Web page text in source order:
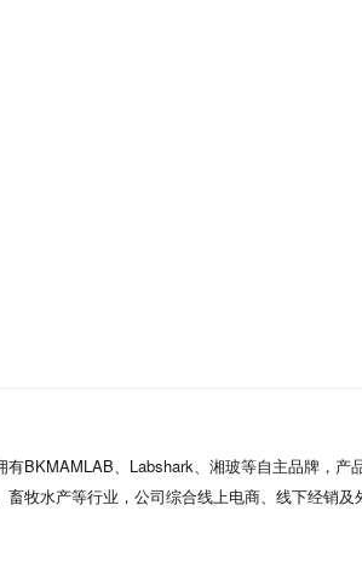
BKMAMLAB、Labshark、湘玻等自主品牌，产
牧水产等行业，公司综合线上电商、线下经销及
工具的探索者，聚焦国产高端科研工具，不断为